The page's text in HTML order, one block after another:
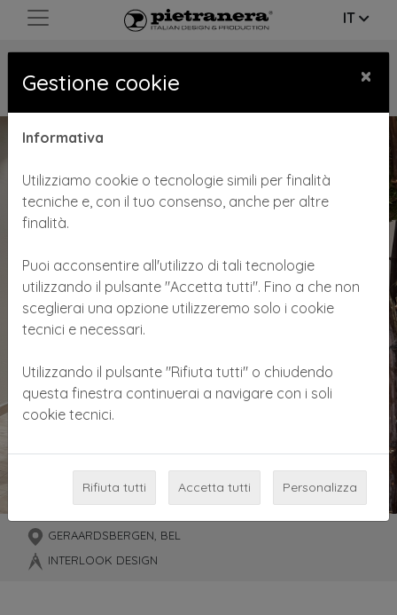
IT
HAARSALON
Previous Next
GERAARDSBERGEN, BEL
INTERLOOK DESIGN
Gestione cookie ×
Informativa
Utilizziamo cookie o tecnologie simili per finalità
tecniche e, con il tuo consenso, anche per altre
finalità.
Puoi acconsentire all'utilizzo di tali tecnologie
utilizzando il pulsante "Accetta tutti". Fino a che non
sceglierai una opzione utilizzeremo solo i cookie
tecnici e necessari.
Utilizzando il pulsante "Rifiuta tutti" o chiudendo
questa finestra continuerai a navigare con i soli
cookie tecnici.
Rifiuta tutti Accetta tutti Personalizza